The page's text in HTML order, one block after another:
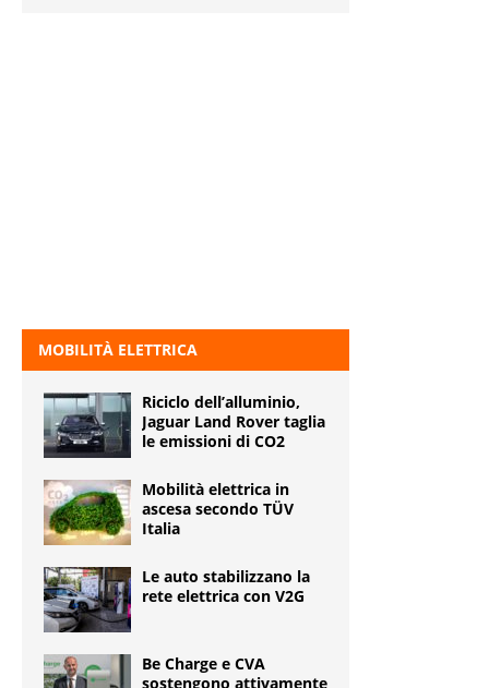
MOBILITÀ ELETTRICA
Riciclo dell’alluminio,
Jaguar Land Rover taglia
le emissioni di CO2
Mobilità elettrica in
ascesa secondo TÜV
Italia
Le auto stabilizzano la
rete elettrica con V2G
Be Charge e CVA
sostengono attivamente